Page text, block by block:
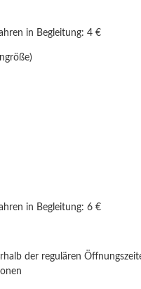
in Begleitung: 4 €
in Begleitung: 6 €
der regulären